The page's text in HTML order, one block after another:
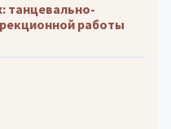
танцевально-
работы